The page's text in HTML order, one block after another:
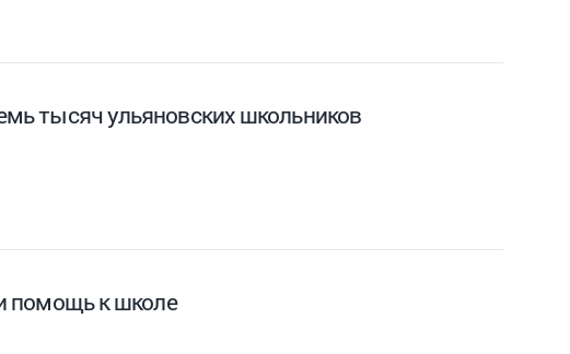
тысяч ульяновских школьников
помощь к школе